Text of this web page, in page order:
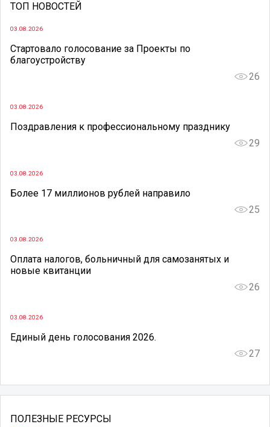
ТОП НОВОСТЕЙ
03.08.2026
Стартовало голосование за Проекты по
благоустройству
26
03.08.2026
Поздравления к профессиональному празднику
29
03.08.2026
Более 17 миллионов рублей направило
25
03.08.2026
Оплата налогов, больничный для самозанятых и
новые квитанции
26
03.08.2026
Единый день голосования 2026.
27
ПОЛЕЗНЫЕ РЕСУРСЫ